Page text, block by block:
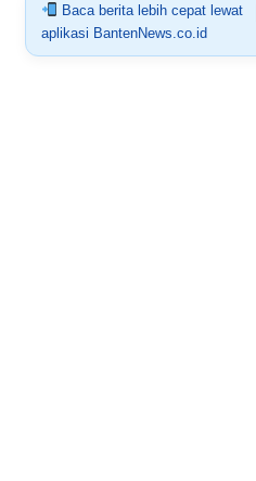
Baca berita lebih cepat lewat
aplikasi BantenNews.co.id